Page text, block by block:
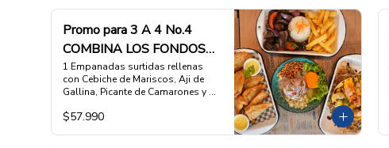
tomate, cebolla, 1 FONDO Saltado
de Verduras, como nuestro Lomo
Saltado pero solo con Verduras,
arroz y papas fritas
ESCOGE 2 PLATOS DE FONDO DE
TU ELECCION, (favor indicar cuales
en las INSTRUCCIONES
Promo para 3 A 4 No.4
COMBINA LOS FONDOS
A TU ELECCION
1 Empanadas surtidas rellenas
con Cebiche de Mariscos, Aji de
Gallina, Picante de Camarones y
1 Cebiche de pesca del dia, con
$57.990